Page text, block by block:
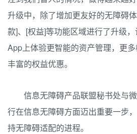
升级中，除了增加更友好的无障碍
款]、[权益]等功能区域进行了升级
App上体验更智能的资产管理，更
丰富的权益优惠。
信息无障碍产品联盟秘书处与
行在信息无障碍方面迈出重要一步
持无障碍适配的进程。